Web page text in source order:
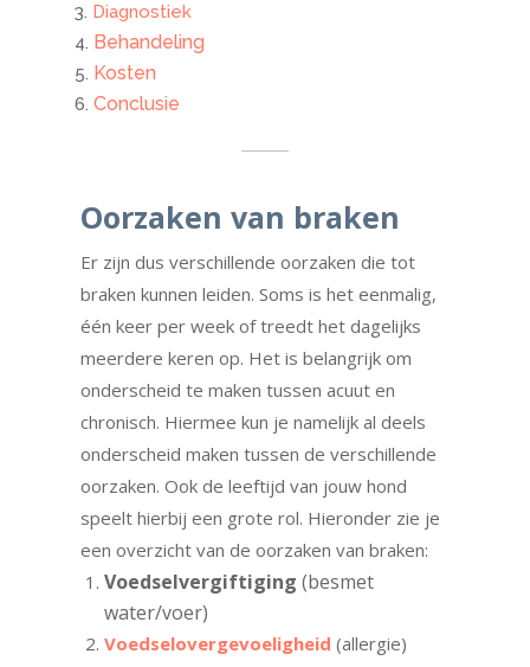
Diagnostiek
Behandeling
Kosten
Conclusie
Oorzaken van braken
Er zijn dus verschillende oorzaken die tot
braken kunnen leiden. Soms is het eenmalig,
één keer per week of treedt het dagelijks
meerdere keren op. Het is belangrijk om
onderscheid te maken tussen acuut en
chronisch. Hiermee kun je namelijk al deels
onderscheid maken tussen de verschillende
oorzaken. Ook de leeftijd van jouw hond
speelt hierbij een grote rol. Hieronder zie je
een overzicht van de oorzaken van braken:
Voedselvergiftiging (besmet
water/voer)
Voedselovergevoeligheid (allergie)